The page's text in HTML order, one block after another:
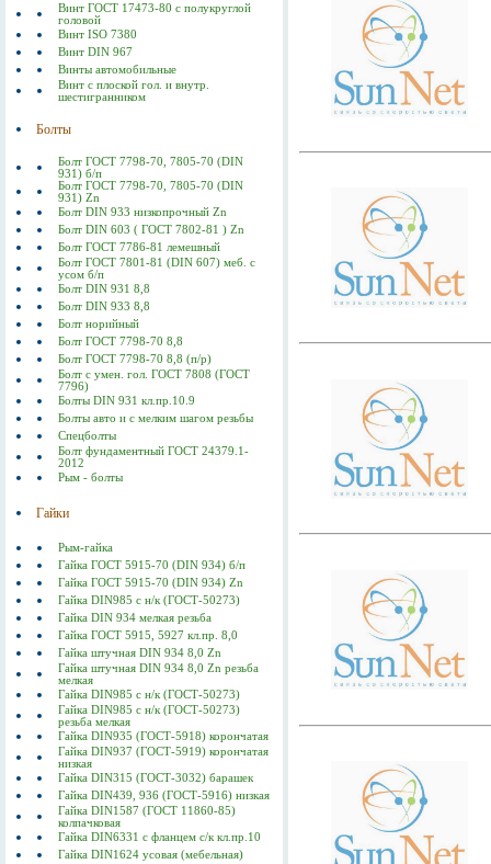
Винт ГОСТ 17473-80 c полукруглой
головой
Винт ISO 7380
Винт DIN 967
Винты автомобильные
Винт с плоской гол. и внутр.
шестигранником
Болты
Болт ГОСТ 7798-70, 7805-70 (DIN
931) б/п
Болт ГОСТ 7798-70, 7805-70 (DIN
931) Zn
Болт DIN 933 низкопрочный Zn
Болт DIN 603 ( ГОСТ 7802-81 ) Zn
Болт ГОСТ 7786-81 лемешный
Болт ГОСТ 7801-81 (DIN 607) меб. с
усом б/п
Болт DIN 931 8,8
Болт DIN 933 8,8
Болт норийный
Болт ГОСТ 7798-70 8,8
Болт ГОСТ 7798-70 8,8 (п/р)
Болт с умен. гол. ГОСТ 7808 (ГОСТ
7796)
Болты DIN 931 кл.пр.10.9
Болты авто и с мелким шагом резьбы
Спецболты
Болт фундаментный ГОСТ 24379.1-
2012
Рым - болты
Гайки
Рым-гайка
Гайка ГОСТ 5915-70 (DIN 934) б/п
Гайка ГОСТ 5915-70 (DIN 934) Zn
Гайка DIN985 с н/к (ГОСТ-50273)
Гайка DIN 934 мелкая резьба
Гайка ГОСТ 5915, 5927 кл.пр. 8,0
Гайка штучная DIN 934 8,0 Zn
Гайка штучная DIN 934 8,0 Zn резьба
мелкая
Гайка DIN985 с н/к (ГОСТ-50273)
Гайка DIN985 с н/к (ГОСТ-50273)
резьба мелкая
Гайка DIN935 (ГОСТ-5918) корончатая
Гайка DIN937 (ГОСТ-5919) корончатая
низкая
Гайка DIN315 (ГОСТ-3032) барашек
Гайка DIN439, 936 (ГОСТ-5916) низкая
Гайка DIN1587 (ГОСТ 11860-85)
колпачковая
Гайка DIN6331 с фланцем с/к кл.пр.10
Гайка DIN1624 усовая (мебельная)